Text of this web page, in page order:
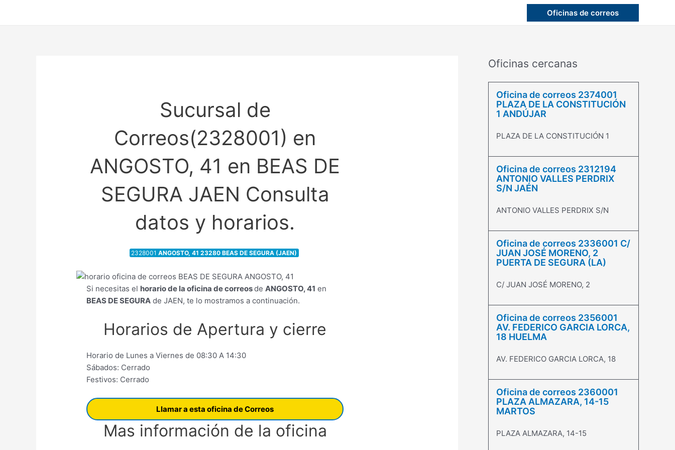
Oficinas de correos
Sucursal de
Correos(2328001) en
ANGOSTO, 41 en BEAS DE
SEGURA JAEN Consulta
datos y horarios.
2328001ANGOSTO, 41 23280 BEAS DE SEGURA (JAEN)
Si necesitas el horario de la oficina de correosdeANGOSTO, 41 en
BEAS DE SEGURA de JAEN, te lo mostramos a continuación.
Horarios de Apertura y cierre
Horario de Lunes a Viernes de 08:30 A 14:30
Sábados: Cerrado
Festivos: Cerrado
Llamar a esta oficina de Correos
Mas información de la oficina
Oficinas cercanas
Oficina de correos 2374001
PLAZA DE LA CONSTITUCIÓN
1 ANDÚJAR
PLAZA DE LA CONSTITUCIÓN 1
Oficina de correos 2312194
ANTONIO VALLES PERDRIX
S/N JAÉN
ANTONIO VALLES PERDRIX S/N
Oficina de correos 2336001 C/
JUAN JOSÉ MORENO, 2
PUERTA DE SEGURA (LA)
C/ JUAN JOSÉ MORENO, 2
Oficina de correos 2356001
AV. FEDERICO GARCIA LORCA,
18 HUELMA
AV. FEDERICO GARCIA LORCA, 18
Oficina de correos 2360001
PLAZA ALMAZARA, 14-15
MARTOS
PLAZA ALMAZARA, 14-15